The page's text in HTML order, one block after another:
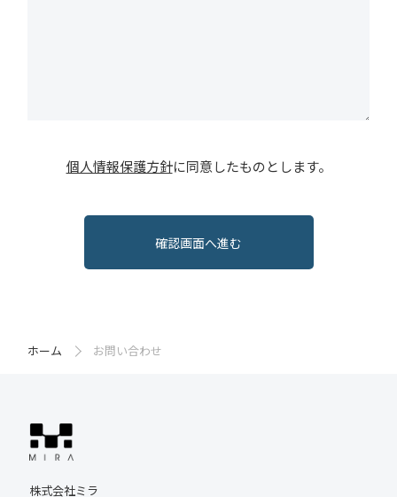
個人情報保護方針に同意したものとします。
ホーム お問い合わせ
株式会社ミラ